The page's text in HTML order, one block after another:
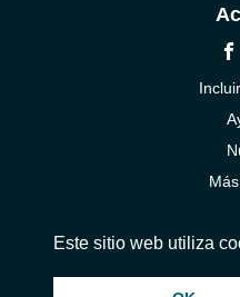
© 2026 InstantAudio. Reservados
Este sitio web utiliza